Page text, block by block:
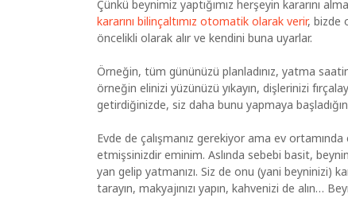
Çünkü beynimiz yaptığımız herşeyin kararını
kararını bilinçaltımız otomatik olarak verir, bizde
öncelikli olarak alır ve kendini buna uyarlar.
Örneğin, tüm gününüzü planladınız, yatma
örneğin elinizi yüzünüzü yıkayın, dişlerinizi
getirdiğinizde, siz daha bunu yapmaya
Evde de çalışmanız gerekiyor ama ev
etmişsinizdir eminim. Aslında sebebi basit,
yan gelip yatmanızı. Siz de onu (yani beyninizi)
tarayın, makyajınızı yapın, kahvenizi de alın…